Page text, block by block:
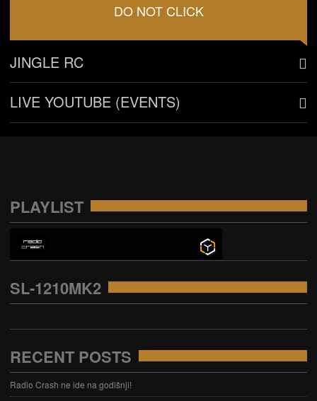
DO NOT CLICK
JINGLE RC
LIVE YOUTUBE (EVENTS)
PLAYLIST
SL-1210MK2
RECENT POSTS
Radio Crash ne ide na godišnji!